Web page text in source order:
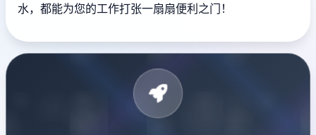
水，都能为您的工作打张一扇扇便利之门！